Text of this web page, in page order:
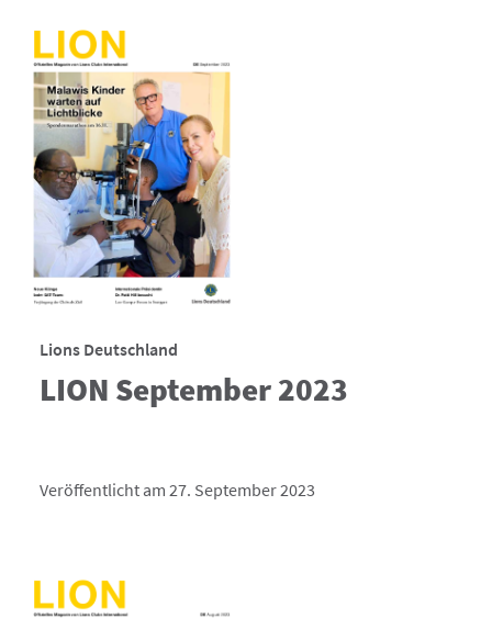
Lions Deutschland
LION September 2023
Veröffentlicht am 27. September 2023